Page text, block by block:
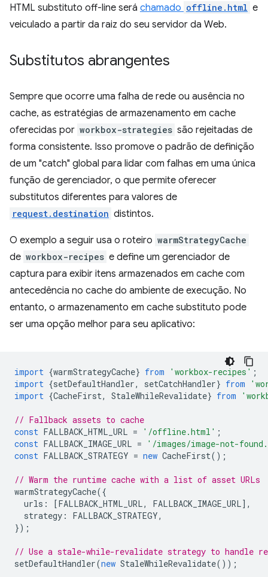
HTML substituto off-line será chamado offline.html e
veiculado a partir da raiz do seu servidor da Web.
Substitutos abrangentes
Sempre que ocorre uma falha de rede ou ausência no
cache, as estratégias de armazenamento em cache
oferecidas por workbox-strategies são rejeitadas de
forma consistente. Isso promove o padrão de definição
de um "catch" global para lidar com falhas em uma única
função de gerenciador, o que permite oferecer
substitutos diferentes para valores de
request.destination distintos.
O exemplo a seguir usa o roteiro warmStrategyCache
de workbox-recipes e define um gerenciador de
captura para exibir itens armazenados em cache com
antecedência no cache do ambiente de execução. No
entanto, o armazenamento em cache substituto pode
ser uma opção melhor para seu aplicativo:
import {warmStrategyCache} from 'workbox-recipes' ;
import {setDefaultHandler, setCatchHandler} from
import {CacheFirst, StaleWhileRevalidate} from
// Fallback assets to cache
const FALLBACK_HTML_URL = '/offline.html' ;
const FALLBACK_IMAGE_URL =
'/images/image-not-
const FALLBACK_STRATEGY = new CacheFirst();
// Warm the runtime cache with a list of asset URLs
warmStrategyCache({
urls : [FALLBACK_HTML_URL, FALLBACK_IMAGE_URL],
strategy : FALLBACK_STRATEGY,
});
// Use a stale-while-revalidate strategy to handle
setDefaultHandler(new StaleWhileRevalidate());